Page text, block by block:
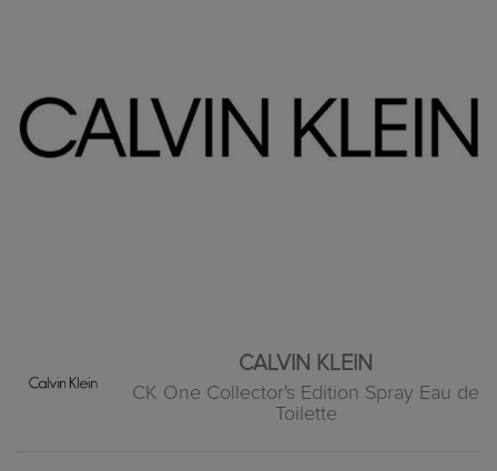
CALVIN KLEIN
CK One Collector's Edition Spray Eau de
Toilette